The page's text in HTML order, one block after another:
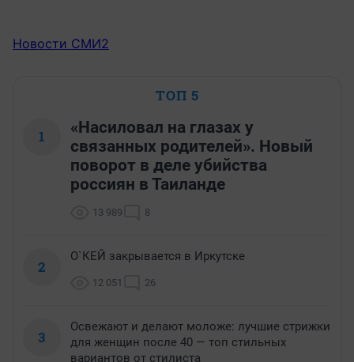
Новости СМИ2
ТОП 5
1
«Насиловал на глазах у
связанных родителей». Новый
поворот в деле убийства
россиян в Таиланде
13 989 8
2
О`КЕЙ закрывается в Иркутске
12 051 26
3
Освежают и делают моложе: лучшие стрижки
для женщин после 40 — топ стильных
вариантов от стилиста